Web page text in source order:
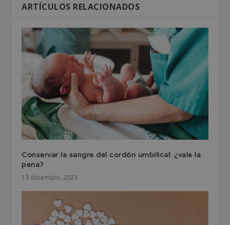
ARTÍCULOS RELACIONADOS
Conservar la sangre del cordón umbilical: ¿vale la
pena?
13 diciembre, 2023